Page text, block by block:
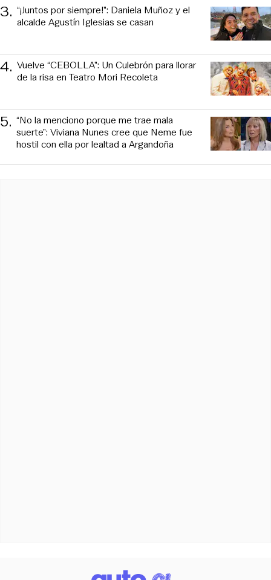
3. “¡Juntos por siempre!”: Daniela Muñoz y el
alcalde Agustín Iglesias se casan
4. Vuelve “CEBOLLA”: Un Culebrón para llorar
de la risa en Teatro Mori Recoleta
5. “No la menciono porque me trae mala
suerte”: Viviana Nunes cree que Neme fue
hostil con ella por lealtad a Argandoña